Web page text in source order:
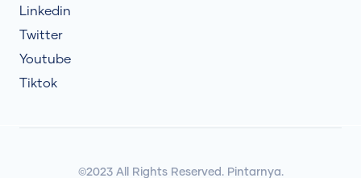
Linkedin
Twitter
Youtube
Tiktok
©2023 All Rights Reserved. Pintarnya.